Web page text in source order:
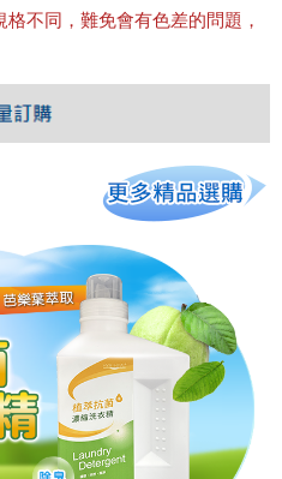
不同，難免會有色差的問題，